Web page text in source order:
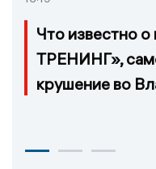
Что известно
ТРЕНИНГ»,
крушение во